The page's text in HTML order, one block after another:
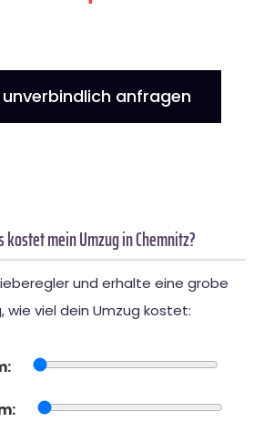
anfragen
kostet mein Umzug in Chemnitz?
und erhalte eine grobe
wie viel dein Umzug kostet: